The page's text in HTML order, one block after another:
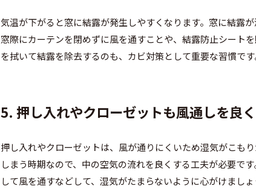
気温が下がると窓に結露が発生しやすくなります。窓に結露
窓際にカーテンを閉めずに風を通すことや、結露防止シート
を拭いて結露を除去するのも、カビ対策として重要な習慣です
5. 押し入れやクローゼットも風通しを良
押し入れやクローゼットは、風が通りにくいため湿気がこも
しまう時期なので、中の空気の流れを良くする工夫が必要で
して風を通すなどして、湿気がたまらないように心がけまし